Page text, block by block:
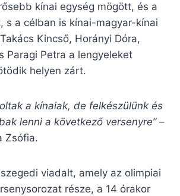
kínai egység mögött, és a
s a célban is kínai-magyar-kínai
Kincső, Horányi Dóra,
Paragi Petra a lengyeleket
helyen zárt.
a kínaiak, de felkészülünk és
lenni a következő versenyre” –
Zsófia.
viadalt, amely az olimpiai
része, a 14 órakor